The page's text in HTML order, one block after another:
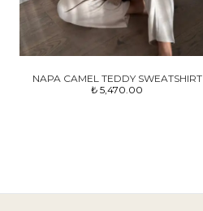
NAPA CAMEL TEDDY SWEATSHIRT
₺ 5,470.00